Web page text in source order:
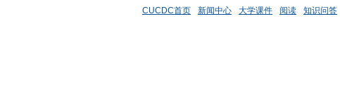
CUCDC首页 新闻中心 大学课件 阅读 知识问答